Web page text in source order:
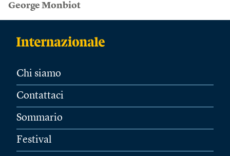
George Monbiot
Chi siamo
Contattaci
Sommario
Festival